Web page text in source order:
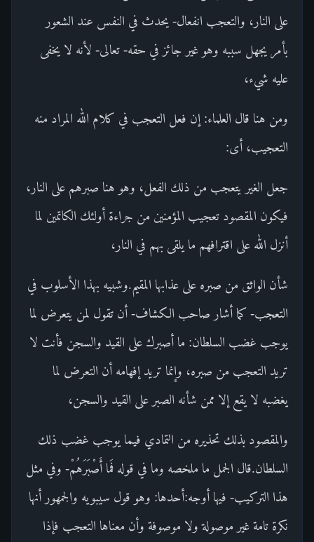
على النار، والتعجب انفعال- يحدث في النفس عند الشعور
بأمر يجهل سببه وهو غير جائز في حقه- تعالى- لأنه لا يخفى
عليه شيء،
ومن هنا قال العلماء: إن فعل التعجب في كلام الله المراد منه
التعجيب، أى:
جعل الغير يتعجب من ذلك الفعل، وهو هنا صبرهم على النار،
فيكون المقصود تعجيب المؤمنين من جراءة أولئك الكاتمين لما
أنزل الله على اقترافهم ما يلقى بهم في النار،
شأن الواثق من صبره على عذابها المقيم.وشبيه بهذا الأسلوب في
التعجب- كما أشار صاحب الكشاف- أن تقول لمن يتعرض لما
يوجب غضب السلطان: ما أصبرك على القيد والسجن فأنت لا
تريد التعجب من صبره، وإنما تريد إفهامه أن التعرض لما
يغضبه لا يقع إلا ممن شأنه الصبر على القيد والسجن،
والمقصود بذلك تحذيره من التمادي فيما يوجب غضب ذلك
السلطان.قال الجمل ما ملخصه وما في قوله فَما أَصْبَرَهُمْ- وفي مثل
هذا التركيب- فيها أوجه:أحدها: وهو قول سيبويه والجمهور أنها
نكرة تامة غير موصولة ولا موصوفة وأن معناها التعجب فإذا